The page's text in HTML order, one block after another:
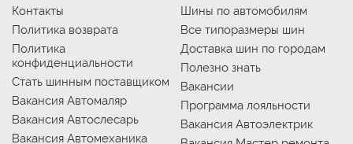
Контакты
Политика возврата
Политика
конфиденциальности
Стать шинным поставщиком
Вакансия Автомаляр
Вакансия Автослесарь
Вакансия Автомеханика
Шины по автомобилям
Все типоразмеры шин
Доставка шин по городам
Полезно знать
Вакансии
Программа лояльности
Вакансия Автоэлектрик